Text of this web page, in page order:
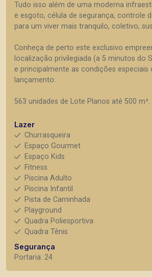
Tudo isso além de uma moderna
e esgoto, célula de segurança, controle
para um viver mais tranquilo, coletivo,
Conheça de perto este exclusivo
localização privilegiada (a 5 minutos do
e principalmente as condições especiais
lançamento:
563 unidades de Lote Planos até 500 m².
Lazer
Churrasqueira
Espaço Gourmet
Espaço Kids
Fitness
Piscina Adulto
Piscina Infantil
Pista de Caminhada
Playground
Quadra Poliesportiva
Quadra Tênis
Segurança
Portaria: 24